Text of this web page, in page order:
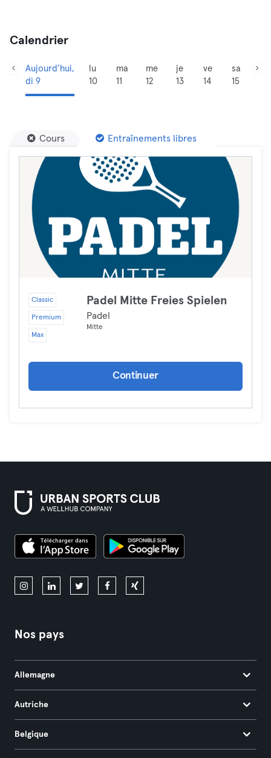
Calendrier
Aujourd’hui,
di 9
lu
10
ma
11
me
12
je
13
ve
14
sa
15
Cours Entraînements libres
Classic
Premium
Max
Padel Mitte Freies Spielen
Padel
Mitte
Continuer
Nos pays
Allemagne
Autriche
Belgique